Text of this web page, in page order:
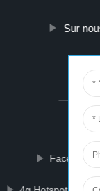
Sur
Face